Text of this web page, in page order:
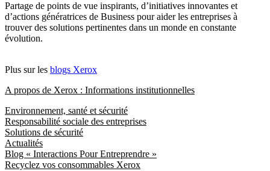
Partage de points de vue inspirants, d’initiatives innovantes et
d’actions génératrices de Business pour aider les entreprises à
trouver des solutions pertinentes dans un monde en constante
évolution.
Plus sur les blogs Xerox
A propos de Xerox : Informations institutionnelles
Environnement, santé et sécurité
Responsabilité sociale des entreprises
Solutions de sécurité
Actualités
Blog « Interactions Pour Entreprendre »
Recyclez vos consommables Xerox